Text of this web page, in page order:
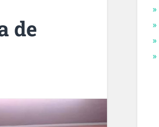
de